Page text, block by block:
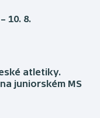
10. 8.
atletiky.
juniorském MS